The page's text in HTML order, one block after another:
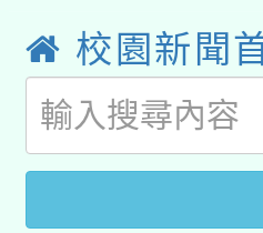
礎課程
A3數位素
校園新聞